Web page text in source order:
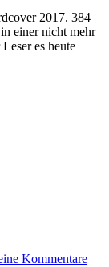
einer nicht mehr
es heute
Kommentare